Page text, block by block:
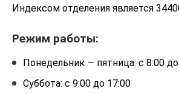
Индексом отделения является
Режим работы:
Понедельник — пятница: с 8:00
Суббота: с 9:00 до 17:00